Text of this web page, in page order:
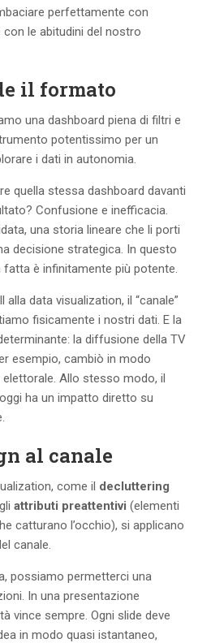
perfettamente con
le abitudini del nostro
il formato
una dashboard piena di filtri e
potentissimo per un
i dati in autonomia.
quella stessa dashboard davanti
Confusione e inefficacia.
una storia lineare che li porti
decisione strategica. In questo
è infinitamente più potente.
data visualization, il “canale”
fisicamente i nostri dati. E la
la diffusione della TV
esempio, cambiò in modo
Allo stesso modo, il
ha un impatto diretto su
al canale
come il decluttering
attributi preattentivi (elementi
catturano l’occhio), si applicano
canale.
possiamo permetterci una
In una presentazione
vince sempre. Ogni slide deve
in modo quasi istantaneo,